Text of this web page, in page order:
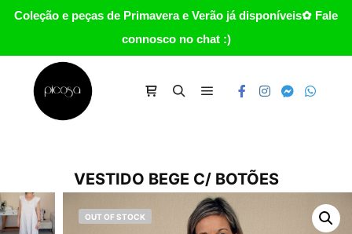
Coleção e peças de Primavera e Verão já disponíveis✿ Fale
connosco no chat :)
VESTIDO BEGE C/ BOTÕES
OUT OF STOCK